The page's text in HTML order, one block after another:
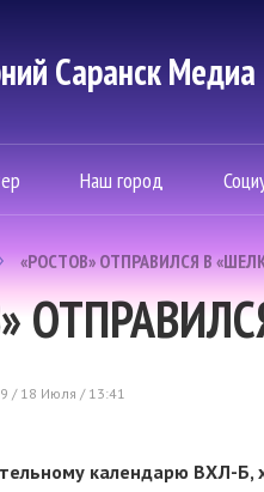
Саранск Mедиа
Наш город
«РОСТОВ» ОТПРАВИЛСЯ В
/ 18 Июля / 13:41
календарю ВХЛ-